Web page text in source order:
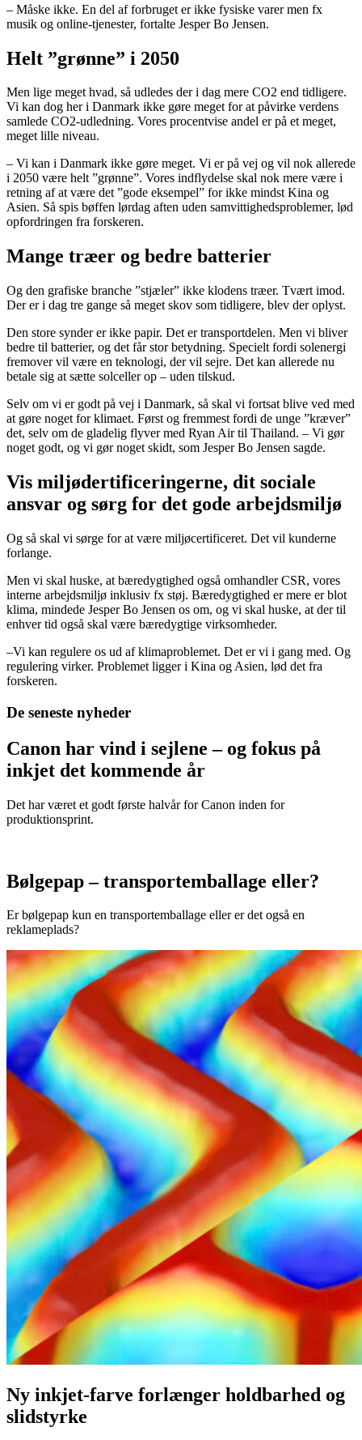
– Måske ikke. En del af forbruget er ikke fysiske varer men fx
musik og online-tjenester, fortalte Jesper Bo Jensen.
Helt ”grønne” i 2050
Men lige meget hvad, så udledes der i dag mere CO2 end tidligere.
Vi kan dog her i Danmark ikke gøre meget for at påvirke verdens
samlede CO2-udledning. Vores procentvise andel er på et meget,
meget lille niveau.
– Vi kan i Danmark ikke gøre meget. Vi er på vej og vil nok allerede
i 2050 være helt ”grønne”. Vores indflydelse skal nok mere være i
retning af at være det ”gode eksempel” for ikke mindst Kina og
Asien. Så spis bøffen lørdag aften uden samvittighedsproblemer, lød
opfordringen fra forskeren.
Mange træer og bedre batterier
Og den grafiske branche ”stjæler” ikke klodens træer. Tvært imod.
Der er i dag tre gange så meget skov som tidligere, blev der oplyst.
Den store synder er ikke papir. Det er transportdelen. Men vi bliver
bedre til batterier, og det får stor betydning. Specielt fordi solenergi
fremover vil være en teknologi, der vil sejre. Det kan allerede nu
betale sig at sætte solceller op – uden tilskud.
Selv om vi er godt på vej i Danmark, så skal vi fortsat blive ved med
at gøre noget for klimaet. Først og fremmest fordi de unge ”kræver”
det, selv om de gladelig flyver med Ryan Air til Thailand. – Vi gør
noget godt, og vi gør noget skidt, som Jesper Bo Jensen sagde.
Vis miljødertificeringerne, dit sociale
ansvar og sørg for det gode arbejdsmiljø
Og så skal vi sørge for at være miljøcertificeret. Det vil kunderne
forlange.
Men vi skal huske, at bæredygtighed også omhandler CSR, vores
interne arbejdsmiljø inklusiv fx støj. Bæredygtighed er mere er blot
klima, mindede Jesper Bo Jensen os om, og vi skal huske, at der til
enhver tid også skal være bæredygtige virksomheder.
–Vi kan regulere os ud af klimaproblemet. Det er vi i gang med. Og
regulering virker. Problemet ligger i Kina og Asien, lød det fra
forskeren.
De seneste nyheder
Canon har vind i sejlene – og fokus på
inkjet det kommende år
Det har været et godt første halvår for Canon inden for
produktionsprint.
Bølgepap – transportemballage eller?
Er bølgepap kun en transportemballage eller er det også en
reklameplads?
Ny inkjet-farve forlænger holdbarhed og
slidstyrke